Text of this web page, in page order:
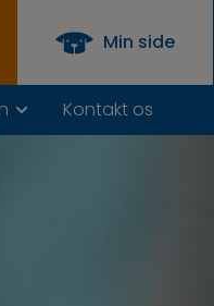
Min side
Kontakt os